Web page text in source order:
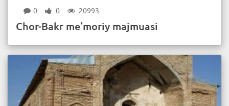
0 0 20993
Chor-Bakr me‘moriy majmuasi